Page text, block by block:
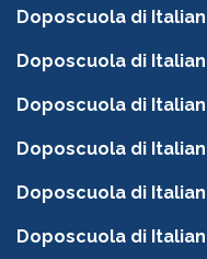
Doposcuola di
Doposcuola di
Doposcuola di
Doposcuola di
Doposcuola di
Doposcuola di